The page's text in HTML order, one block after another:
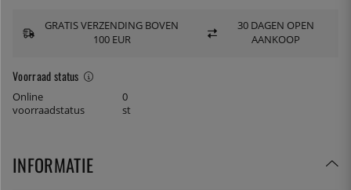
Voorraad status
Online
voorraadstatus
0
st
GRATIS VERZENDING BOVEN
100 EUR
30 DAGEN OPEN
AANKOOP
INFORMATIE